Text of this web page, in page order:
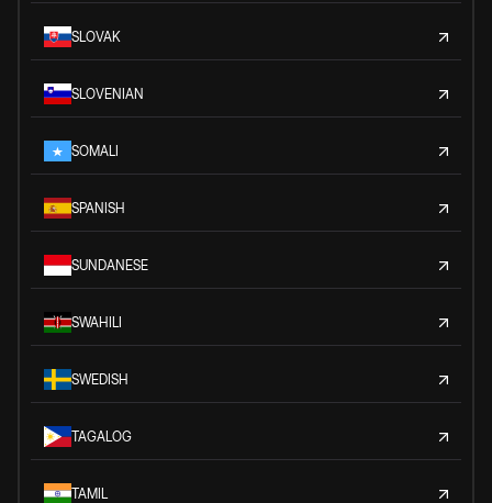
SLOVAK
SLOVENIAN
SOMALI
SPANISH
SUNDANESE
SWAHILI
SWEDISH
TAGALOG
TAMIL